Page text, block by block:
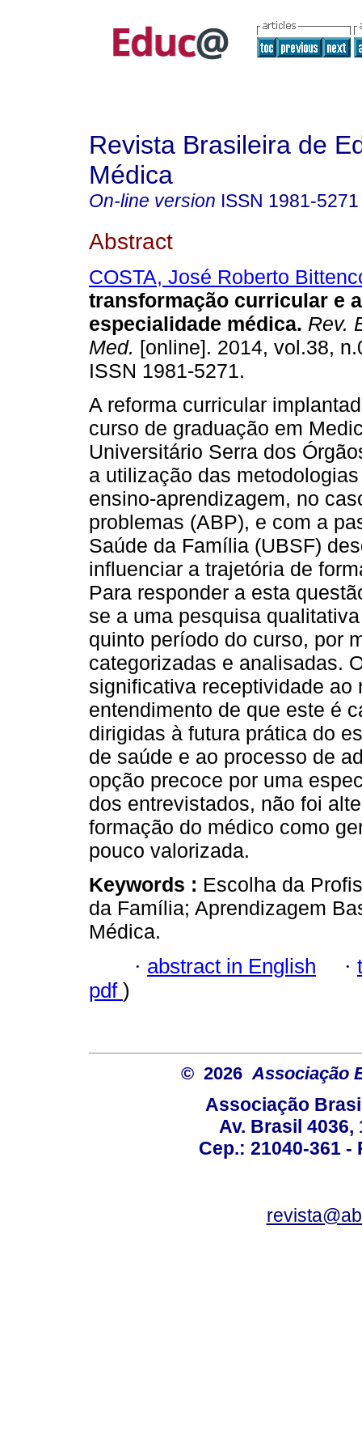
Revista Brasileira de
Médica
On-line version ISSN 1981-5271
Abstract
COSTA, José Roberto
transformação curricular e
especialidade médica. Rev.
Med. [online]. 2014, vol.38,
ISSN 1981-5271.
A reforma curricular
curso de graduação em
Universitário Serra dos
a utilização das
ensino-aprendizagem, no
problemas (ABP), e com a
Saúde da Família (UBSF)
influenciar a trajetória de
Para responder a esta
se a uma pesquisa
quinto período do curso, por
categorizadas e analisadas.
significativa receptividade ao
entendimento de que este é
dirigidas à futura prática do
de saúde e ao processo de
opção precoce por uma
dos entrevistados, não foi
formação do médico como
pouco valorizada.
Keywords : Escolha da
da Família; Aprendizagem
Médica.
· abstract in English ·
pdf )
© 2026 Associação
Associação
Av. Brasil 4036,
Cep.: 21040-361